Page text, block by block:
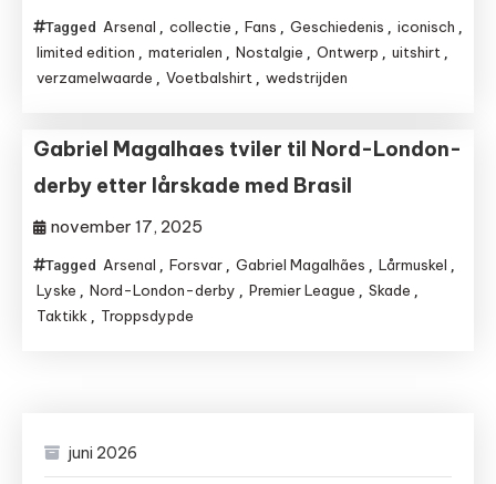
Tagged Arsenal , collectie , Fans , Geschiedenis , iconisch ,
limited edition , materialen , Nostalgie , Ontwerp , uitshirt ,
verzamelwaarde , Voetbalshirt , wedstrijden
Gabriel Magalhaes tviler til Nord-London-
derby etter lårskade med Brasil
november 17, 2025
Tagged Arsenal , Forsvar , Gabriel Magalhães , Lårmuskel ,
Lyske , Nord-London-derby , Premier League , Skade ,
Taktikk , Troppsdypde
juni 2026